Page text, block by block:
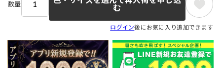
数量
む
ログイン後にお気に入り追加できます